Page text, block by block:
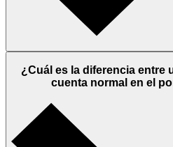
¿Cuál es la diferencia entre
cuenta normal en el